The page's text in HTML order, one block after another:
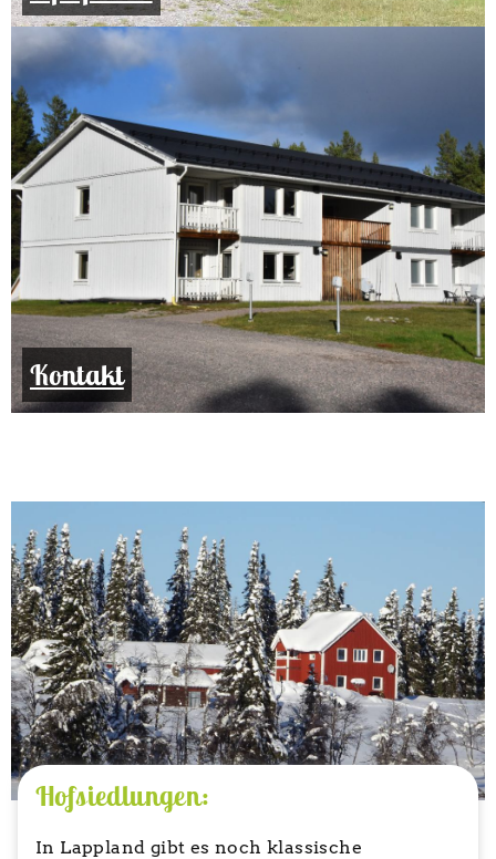
Kontakt
Hofsiedlungen:
In Lappland gibt es noch klassische